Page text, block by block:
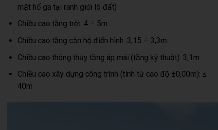
mặt hố ga tại ranh giới lô đất)
Chiều cao tầng trệt: 4 ÷ 5m
Chiều cao tầng căn hộ điển hình: 3,15 ÷ 3,3m
Chiều cao thông thủy tầng áp mái (tầng kỹ thuật): 3,1m
Chiều cao xây dựng công trình (tính từ cao độ ±0,00m): ≤
40m